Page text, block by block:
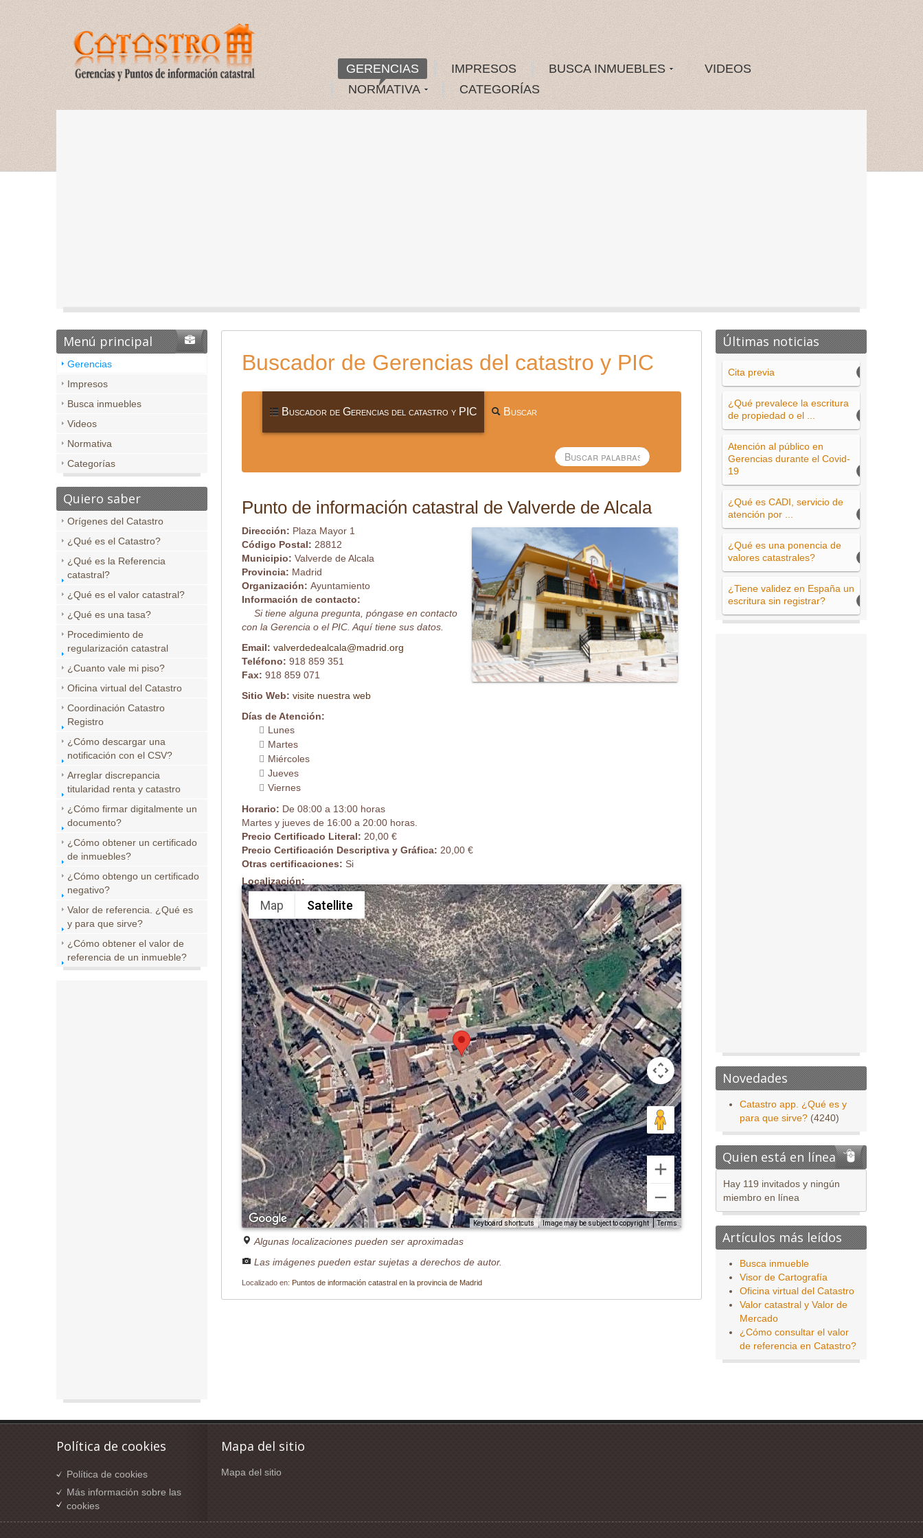
GERENCIAS IMPRESOS BUSCA INMUEBLES
VIDEOS
NORMATIVA
CATEGORÍAS
Buscador de Gerencias del catastro y PIC
Buscador de Gerencias del catastro y PIC Buscar
Punto de información catastral de Valverde de Alcala
Dirección: Plaza Mayor 1
Código Postal: 28812
Municipio: Valverde de Alcala
Provincia: Madrid
Organización: Ayuntamiento
Información de contacto:
Si tiene alguna pregunta, póngase en contacto
con la Gerencia o el PIC. Aquí tiene sus datos.
Email: valverdedealcala@madrid.org
Teléfono: 918 859 351
Fax: 918 859 071
Sitio Web: visite nuestra web
Días de Atención:
Lunes
Martes
Miércoles
Jueves
Viernes
Horario: De 08:00 a 13:00 horas
Martes y jueves de 16:00 a 20:00 horas.
Precio Certificado Literal: 20,00 €
Precio Certificación Descriptiva y Gráfica: 20,00 €
Otras certificaciones: Si
Localización:
Map Satellite
Keyboard shortcuts Image may be subject to copyright Terms
Algunas localizaciones pueden ser aproximadas
Las imágenes pueden estar sujetas a derechos de autor.
Localizado en: Puntos de información catastral en la provincia de Madrid
Menú principal
Gerencias
Impresos
Busca inmuebles
Videos
Normativa
Categorías
Quiero saber
Orígenes del Catastro
¿Qué es el Catastro?
¿Qué es la Referencia
catastral?
¿Qué es el valor catastral?
¿Qué es una tasa?
Procedimiento de
regularización catastral
¿Cuanto vale mi piso?
Oficina virtual del Catastro
Coordinación Catastro
Registro
¿Cómo descargar una
notificación con el CSV?
Arreglar discrepancia
titularidad renta y catastro
¿Cómo firmar digitalmente un
documento?
¿Cómo obtener un certificado
de inmuebles?
¿Cómo obtengo un certificado
negativo?
Valor de referencia. ¿Qué es
y para que sirve?
¿Cómo obtener el valor de
referencia de un inmueble?
Últimas noticias
Cita previa
¿Qué prevalece la escritura
de propiedad o el ...
Atención al público en
Gerencias durante el Covid-
19
¿Qué es CADI, servicio de
atención por ...
¿Qué es una ponencia de
valores catastrales?
¿Tiene validez en España un
escritura sin registrar?
Novedades
Catastro app. ¿Qué es y
para que sirve? (4240)
Quien está en línea
Hay 119 invitados y ningún
miembro en línea
Artículos más leídos
Busca inmueble
Visor de Cartografía
Oficina virtual del Catastro
Valor catastral y Valor de
Mercado
¿Cómo consultar el valor
de referencia en Catastro?
Política de cookies
Política de cookies
Más información sobre las
cookies
Mapa del sitio
Mapa del sitio